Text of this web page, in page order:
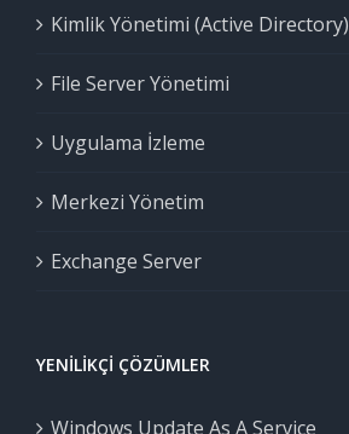
Kimlik Yönetimi (Active Directory)
File Server Yönetimi
Uygulama İzleme
Merkezi Yönetim
Exchange Server
YENILIKÇI ÇÖZÜMLER
Windows Update As A Service